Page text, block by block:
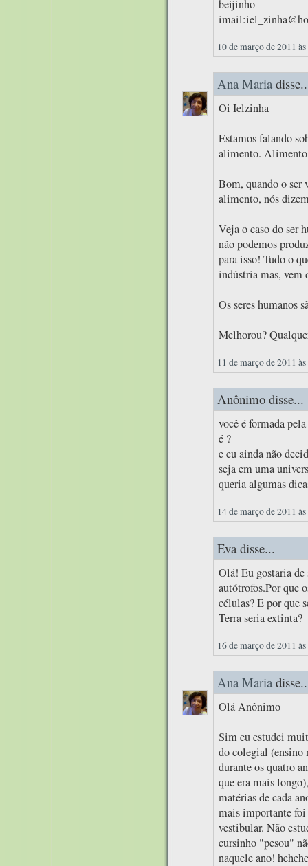
beijinho
10 de março de 2011
Ana Maria
Oi Ielzinha
Estamos falando
alimento. Alimento
Bom, quando o ser
alimento, nós
Veja o caso do ser
não podemos
para isso! Tudo o
indústria mas, vem
Os seres humanos
Melhorou?
11 de março de 2011
Anônimo disse...
você é formada
é ?
e eu ainda não
seja em uma
queria algumas
14 de março de 2011
Eva disse...
Olá! Eu gostaria
autótrofos.Por que
células? E por que
Terra seria extinta?
16 de março de 2011
Ana Maria
Olá Anônimo
Sim eu estudei
do colegial (ensino
durante os quatro
que era mais
matérias de cada
mais importante foi
vestibular. Não
cursinho "pesou"
naquele ano! hehehe